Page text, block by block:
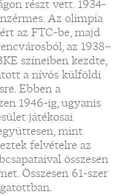
részt vett. 1934-
Az olimpia
az FTC-be, majd
az 1938–
színeiben kezdte,
a nívós külföldi
Ebben a
1946-ig, ugyanis
játékosai
mint
felvételre az
összesen
Összesen 61-szer